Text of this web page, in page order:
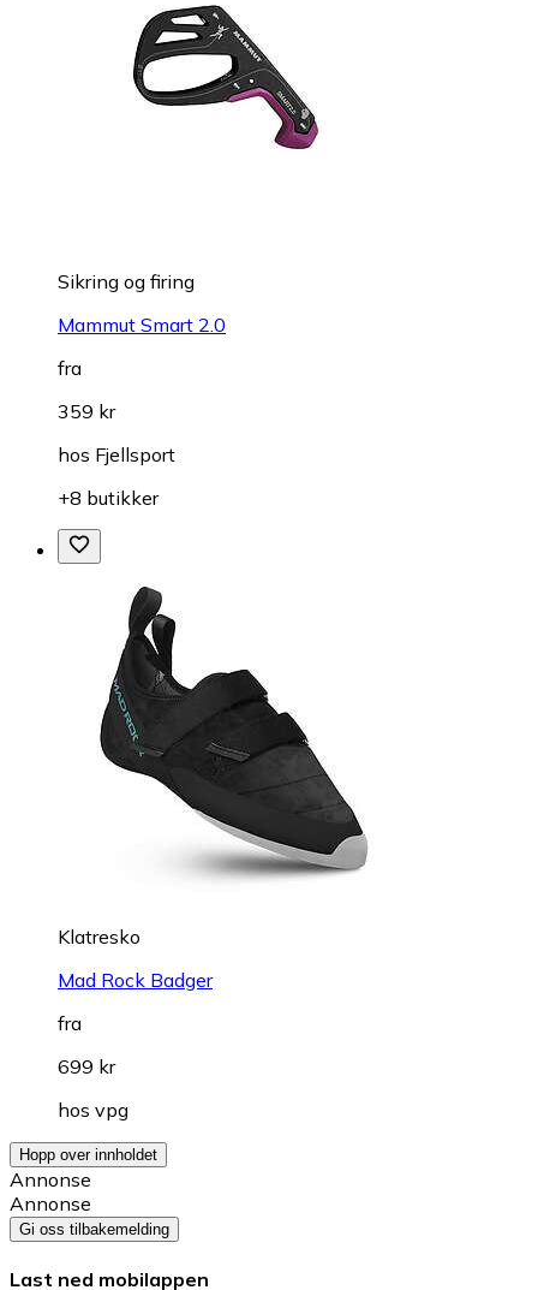
Sikring og firing
Mammut Smart 2.0
fra
359 kr
hos Fjellsport
+8 butikker
Klatresko
Mad Rock Badger
fra
699 kr
hos vpg
Hopp over innholdet
Annonse
Annonse
Gi oss tilbakemelding
Last ned mobilappen